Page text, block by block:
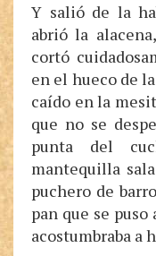
Y salió de la
abrió la
cortó
en el hueco de
caído en la
que no se
punta del
mantequilla
puchero de
pan que se
acostumbraba a